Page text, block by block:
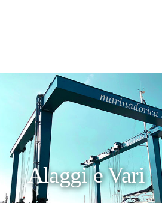
Alaggi e Vari